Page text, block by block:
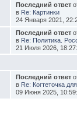
Последний ответ
в Re: Картинки
24 Января 2021,
Последний ответ
в Re: Политика.
21 Июля 2026,
Последний ответ
в Re: Когтеточка
09 Июня 2025,